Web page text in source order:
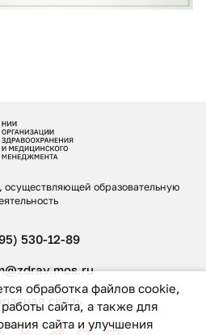
осуществляющей образовательную
530-12-89
связь
обработка файлов cookie,
сайта, а также для
сайта и улучшения